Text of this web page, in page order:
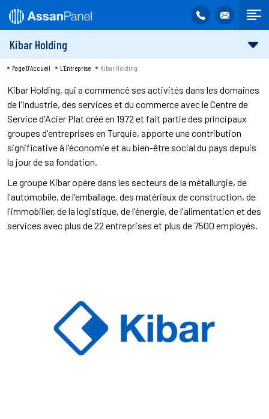
Kibar Holding
Page D'Accueil L'Entreprise Kibar Holding
Kibar Holding, qui a commencé ses activités dans les domaines
de l'industrie, des services et du commerce avec le Centre de
Service d'Acier Plat créé en 1972 et fait partie des principaux
groupes d'entreprises en Turquie, apporte une contribution
significative à l'économie et au bien-être social du pays depuis
la jour de sa fondation.
Le groupe Kibar opère dans les secteurs de la métallurgie, de
l'automobile, de l'emballage, des matériaux de construction, de
l'immobilier, de la logistique, de l'énergie, de l'alimentation et des
services avec plus de 22 entreprises et plus de 7500 employés.